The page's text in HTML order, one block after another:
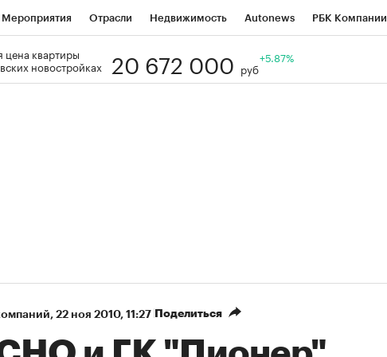
Мероприятия Отрасли Недвижимость Autonews РБК Компании
Визионеры
цена квартиры
новостройках
20 672 000 руб
+5.87%
⁠, 22 ноя 2010, 11:27 Поделиться